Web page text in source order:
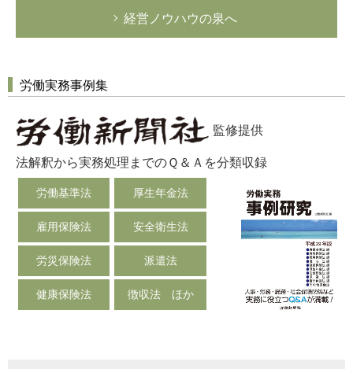
経営ノウハウの泉へ
労働実務事例集
監修提供
法解釈から実務処理までのＱ＆Ａを分類収録
労働基準法 厚生年金法
雇用保険法 安全衛生法
労災保険法 派遣法
健康保険法 徴収法 ほか